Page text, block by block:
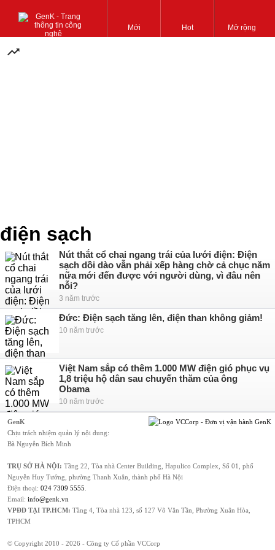
Mới Hot Mở rộng
điện sạch
Nút thắt cổ chai ngang trái của lưới điện: Điện
sạch dồi dào vẫn phải xếp hàng chờ cả chục năm
nữa mới đến được với người dùng, vì đâu nên
nỗi?
3 năm trước
Đức: Điện sạch tăng lên, điện than không giảm!
10 năm trước
Việt Nam sắp có thêm 1.000 MW điện gió phục vụ
1,8 triệu hộ dân sau chuyến thăm của ông
Obama
10 năm trước
GenK
Chịu trách nhiệm quản lý nội dung:
Bà Nguyễn Bích Minh
TRỤ SỞ HÀ NỘI: Tầng 22, Tòa nhà Center Building, Hapulico Complex, Số 01, phố
Nguyễn Huy Tưởng, phường Thanh Xuân, thành phố Hà Nội
Điện thoại: 024 7309 5555
Email: info@genk.vn
VPĐD TẠI TP.HCM: Tầng 4, Tòa nhà 123, số 127 Võ Văn Tần, Phường Xuân Hòa,
TPHCM
© Copyright 2010 - 2026 - Công ty Cổ phần VCCorp